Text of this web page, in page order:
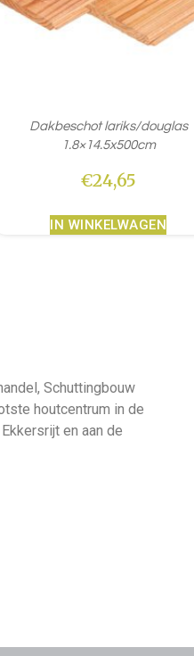
Dakbeschot lariks/douglas
1.8×14.5x500cm
€24,65
IN WINKELWAGEN
Schuttingbouw
houtcentrum in de
en aan de